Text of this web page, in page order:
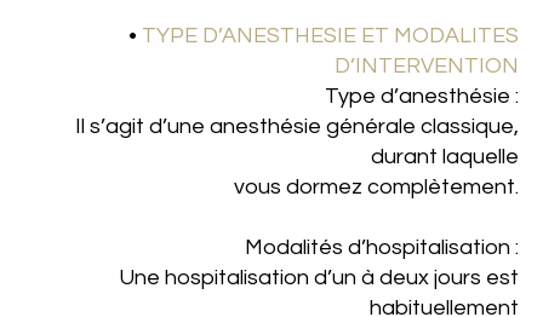
• TYPE D’ANESTHESIE ET MODALITES
D’INTERVENTION
Type d’anesthésie :
Il s’agit d’une anesthésie générale classique,
durant laquelle
vous dormez complètement.
Modalités d’hospitalisation :
Une hospitalisation d’un à deux jours est
habituellement